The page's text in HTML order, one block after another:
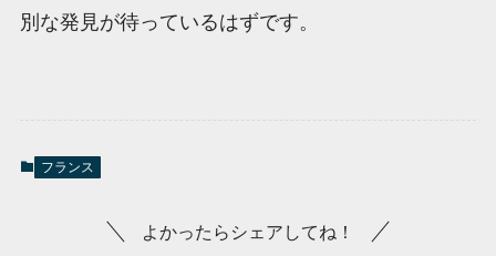
別な発見が待っているはずです。
フランス
よかったらシェアしてね！